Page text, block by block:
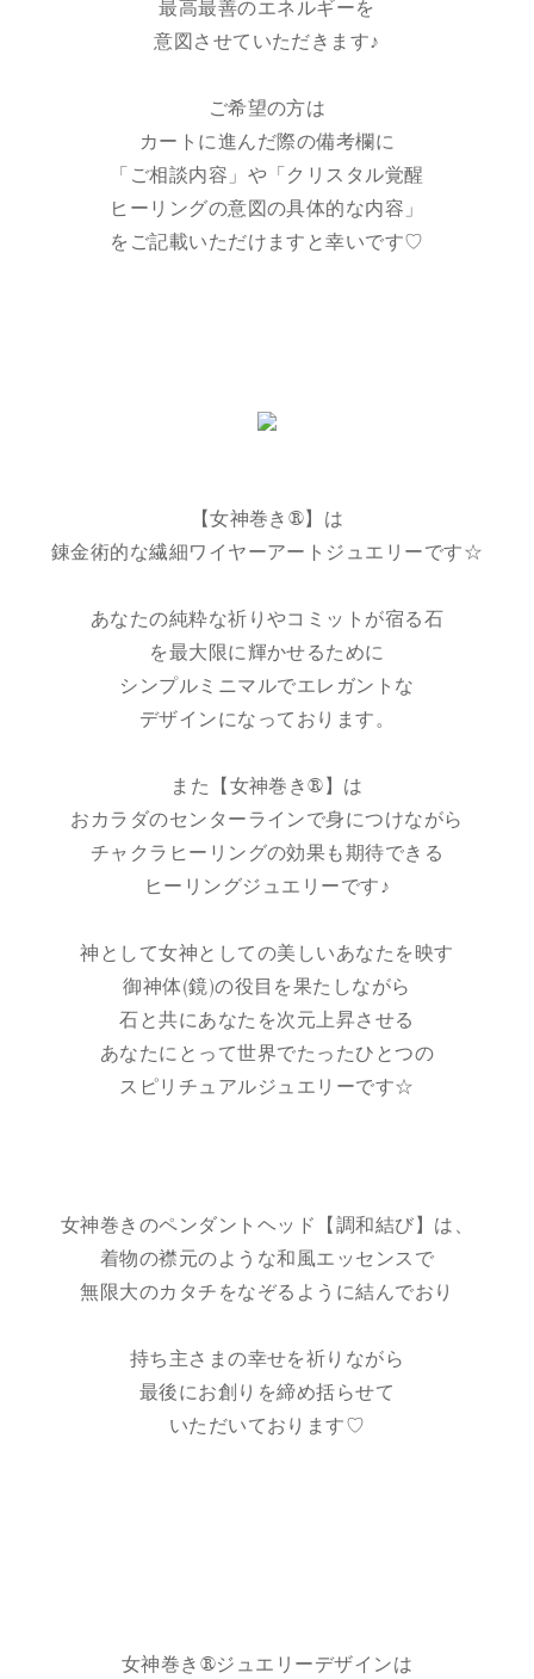
最高最善のエネルギーを
意図させていただきます♪
ご希望の方は
カートに進んだ際の備考欄に
「ご相談内容」や「クリスタル覚醒
ヒーリングの意図の具体的な内容」
をご記載いただけますと幸いです♡
【女神巻き®】は
錬金術的な繊細ワイヤーアートジュエリーです☆
あなたの純粋な祈りやコミットが宿る石
を最大限に輝かせるために
シンプルミニマルでエレガントな
デザインになっております。
また【女神巻き®】は
おカラダのセンターラインで身につけながら
チャクラヒーリングの効果も期待できる
ヒーリングジュエリーです♪
神として女神としての美しいあなたを映す
御神体(鏡)の役目を果たしながら
石と共にあなたを次元上昇させる
あなたにとって世界でたったひとつの
スピリチュアルジュエリーです☆
女神巻きのペンダントヘッド【調和結び】は、
着物の襟元のような和風エッセンスで
無限大のカタチをなぞるように結んでおり
持ち主さまの幸せを祈りながら
最後にお創りを締め括らせて
いただいております♡
女神巻き®ジュエリーデザインは